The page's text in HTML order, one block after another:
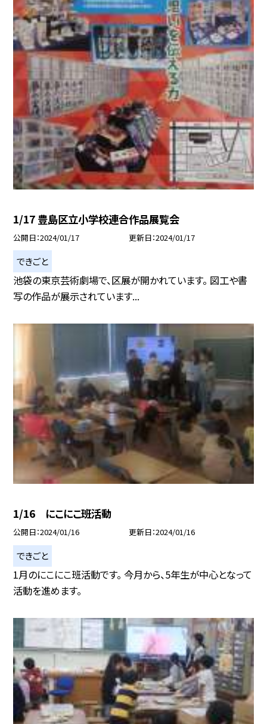
1/17 豊島区立小学校連合作品展覧会
公開日 2024/01/17 更新日 2024/01/17
できごと
池袋の東京芸術劇場で、区展が開かれています。 図工や書
写の作品が展示されています...
1/16 にこにこ班活動
公開日 2024/01/16 更新日 2024/01/16
できごと
1月のにこにこ班活動です。 今月から、5年生が中心となって
活動を進めます。